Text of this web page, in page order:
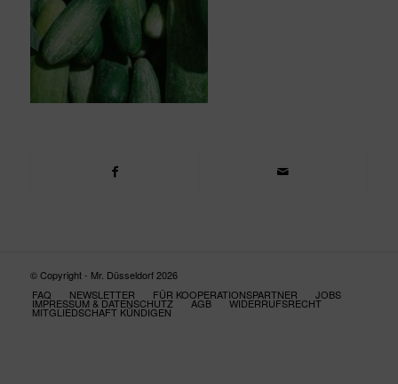
© Copyright - Mr. Düsseldorf 2026
FAQ
NEWSLETTER FÜR KOOPERATIONSPARTNER JOBS
IMPRESSUM & DATENSCHUTZ AGB WIDERRUFSRECHT
MITGLIEDSCHAFT KÜNDIGEN